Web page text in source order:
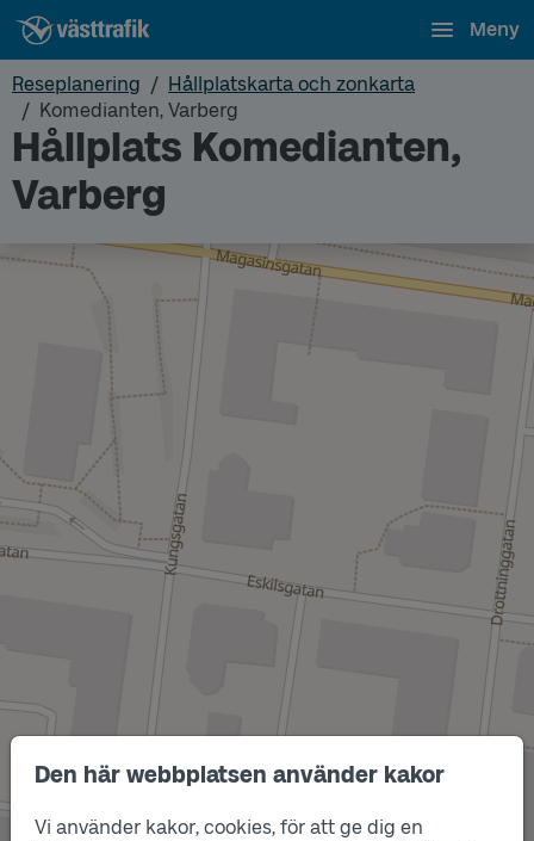
Den här webbplatsen använder kakor
Vi använder kakor, cookies, för att ge dig en
Meny
Reseplanering
Hållplatskarta och zonkarta
Komedianten, Varberg
Hållplats Komedianten,
Varberg